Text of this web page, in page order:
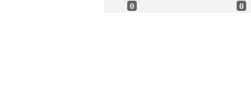
0 0